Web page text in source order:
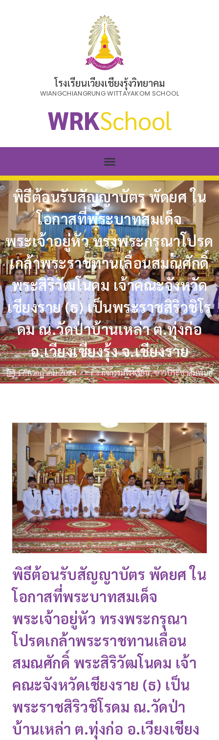
โรงเรียนเวียงเชียงรุ้งวิทยาคม
WIANGCHIANGRUNG WITTAYAKOM SCHOOL
WRKSchool
พิธีต้อนรับสัญญาบัตร พัดยศ ใน
โอกาสที่พระบาทสมเด็จ
พระเจ้าอยู่หัว ทรงพระกรุณาโปรด
เกล้าพระราชทานเลื่อนสมณศักดิ์
พระสิริวัฒโนดม เจ้าคณะจังหวัด
เชียงราย (ธ) เป็นพระราชสิริวชิโร
ดม ณ.วัดป่าบ้านเหล่า ต.ทุ่งก่อ
อ.เวียงเชียงรุ้ง จ.เชียงราย
17 กรกฎาคม 2024 กิจกรรมโรงเรียน,ข่าวประชาสัมพันธ์
พิธีต้อนรับสัญญาบัตร พัดยศ ใน
โอกาสที่พระบาทสมเด็จ
พระเจ้าอยู่หัว ทรงพระกรุณา
โปรดเกล้าพระราชทานเลื่อน
สมณศักดิ์ พระสิริวัฒโนดม เจ้า
คณะจังหวัดเชียงราย (ธ) เป็น
พระราชสิริวชิโรดม ณ.วัดป่า
บ้านเหล่า ต.ทุ่งก่อ อ.เวียงเชียง